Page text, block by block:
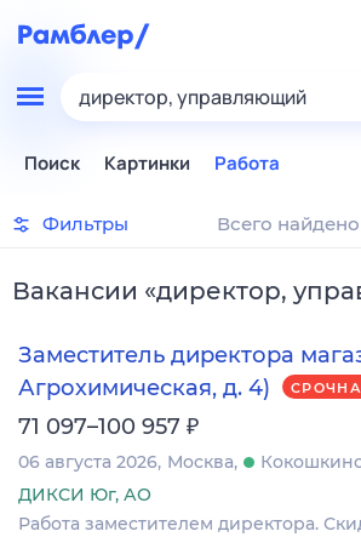
директор, управляющий
Поиск Картинки Работа
Фильтры Всего
Вакансии «директор,
Заместитель директора
Агрохимическая, д. 4)
71 097–100 957 ₽
06 августа 2026 Москва
ДИКСИ Юг, АО
Работа заместителем директора.